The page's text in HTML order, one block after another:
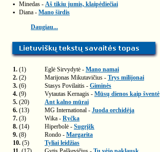
▪ Minedas - Aš tikiu jumis, klaipėdiečiai
▪ Diana - Mano širdis
Daugiau...
1. (1) Eglė Sirvydytė - Mano namai
2. (2) Marijonas Mikutavičius - Trys milijonai
3. (6) Stasys Povilaitis - Giminės
4. (9) Vytautas Kernagis - Mūsų dienos kaip šventė
5. (20)
Ant kalno mūrai
6. (13) MG International - Juoda orchidėja
7. (3) Wika - Ryčka
8. (14) Hiperbolė - Sugrįžk
9. (8) Rondo - Margarita
10. (5)
Tyliai leidžias